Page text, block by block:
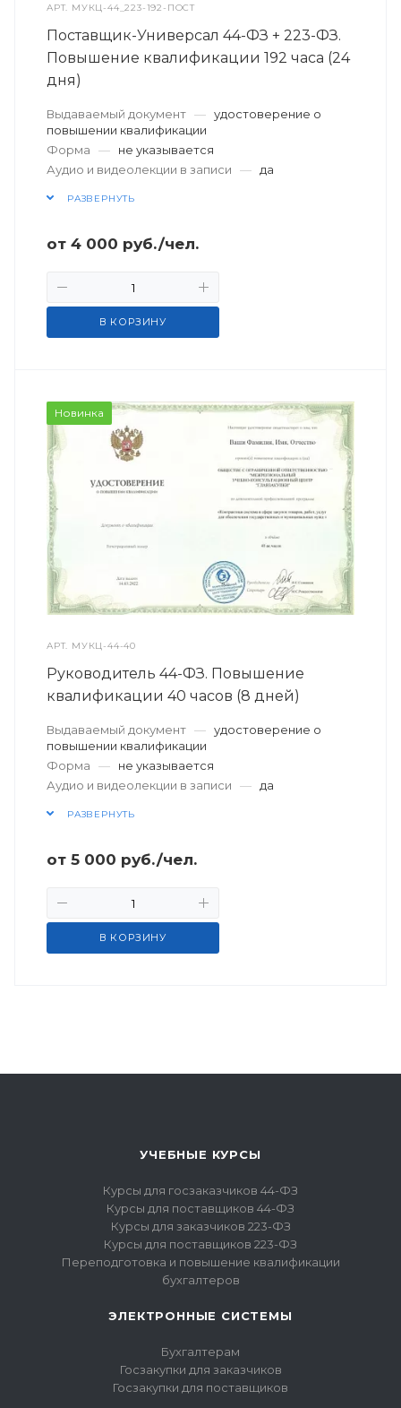
АРТ. МУКЦ-44_223-192-ПОСТ
Поставщик-Универсал 44-ФЗ + 223-ФЗ.
Повышение квалификации 192 часа (24
дня)
Выдаваемый документ — удостоверение о
повышении квалификации
Форма
—
не указывается
Аудио и видеолекции в записи
— да
РАЗВЕРНУТЬ
от 4 000 руб./чел.
В КОРЗИНУ
Новинка
АРТ. МУКЦ-44-40
Руководитель 44-ФЗ. Повышение
квалификации 40 часов (8 дней)
Выдаваемый документ — удостоверение о
повышении квалификации
Форма
—
не указывается
Аудио и видеолекции в записи
— да
РАЗВЕРНУТЬ
от 5 000 руб./чел.
В КОРЗИНУ
УЧЕБНЫЕ КУРСЫ
Курсы для госзаказчиков 44-ФЗ
Курсы для поставщиков 44-ФЗ
Курсы для заказчиков 223-ФЗ
Курсы для поставщиков 223-ФЗ
Переподготовка и повышение квалификации
бухгалтеров
ЭЛЕКТРОННЫЕ СИСТЕМЫ
Бухгалтерам
Госзакупки для заказчиков
Госзакупки для поставщиков